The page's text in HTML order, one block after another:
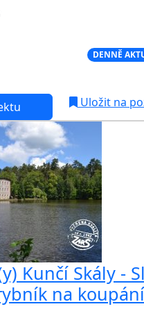
DENNĚ
Uložit na
Kunčí Skály -
na